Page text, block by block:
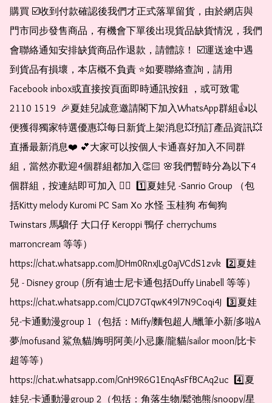
購買 ☑️收到付款確認後我們才正式落單留貨，由於網店與
門市同步發售商品，有機會下單後出現貨品缺貨情況，我們
會聯絡通知安排缺貨商品作退款，請體諒！ ☑️運送途中遇
到貨品有損壞，本店概不負責 ⭐️如要聯絡查詢，請用
Facebook inbox或直接按頁面即時通訊按鈕 ，或可致電
2110 1519  🎉夏娃兒誠意邀請閣下加入WhatsApp群組👍以
便獲得獨家特選優惠💥每日新貨上架消息💥預訂產品資訊💥
直播最新消息❤️ 💕大家可以按個人卡通喜好加入不同群
組，當然亦歡迎4個群組都加入👏🏻 🌸我們暫時分為以下4
個群組，按連結即可加入 👇🏻  1️⃣夏娃兒 -Sanrio Group （包
括Kitty melody Kuromi PC Sam Xo 水怪 玉桂狗 布甸狗
Twinstars 馬騮仔 大口仔 Keroppi 鴨仔 cherrychums
marroncream 等等）
https://chat.whatsapp.com/JDHm0RnxJLg0ajVCdS1zvk  2️⃣夏娃
兒 - Disney group (所有迪士尼卡通包括Duffy Linabell 等等）
https://chat.whatsapp.com/CLJD7GTqwK49l7N9Coqi4J  3️⃣夏娃
兒-卡通動漫group 1（包括：Miffy/麵包超人/蠟筆小新/多啦A
夢/mofusand 鯊魚貓/娒明阿美/小忌廉/龍貓/sailor moon/比卡
超等等）
https://chat.whatsapp.com/GnH9R6G1EnqAsFfBCAq2uc  4️⃣夏
娃兒-卡通動漫group 2（包括：角落生物/鬆弛熊/snoopy/星